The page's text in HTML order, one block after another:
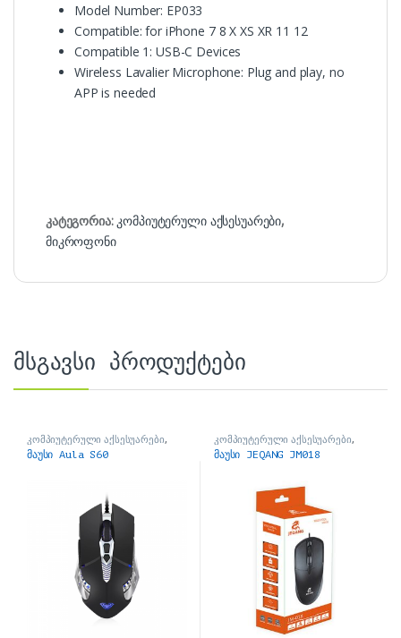
Model Number: EP033
Compatible: for iPhone 7 8 X XS XR 11 12
Compatible 1: USB-C Devices
Wireless Lavalier Microphone: Plug and play, no
APP is needed
კატეგორია: კომპიუტერული აქსესუარები,
მიკროფონი
მსგავსი პროდუქტები
კომპიუტერული აქსესუარები,
მაუსები
მაუსი Aula S60
კომპიუტერული აქსესუარები,
მაუსები
მაუსი JEQANG JM018